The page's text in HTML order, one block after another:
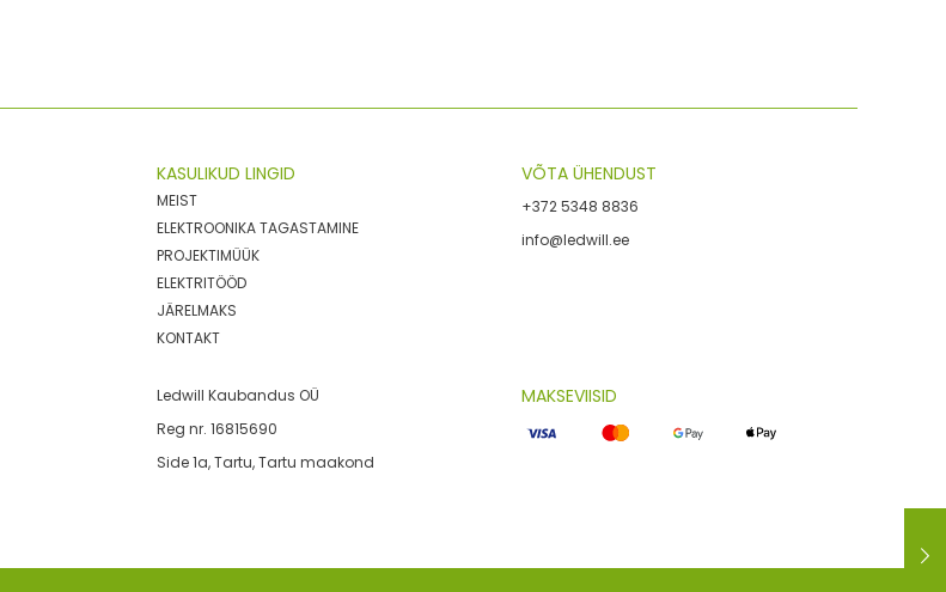
KASULIKUD LINGID
MEIST
ELEKTROONIKA TAGASTAMINE
PROJEKTIMÜÜK
ELEKTRITÖÖD
JÄRELMAKS
KONTAKT
VÕTA ÜHENDUST
+372 5348 8836
info@ledwill.ee
Ledwill Kaubandus OÜ
Reg nr. 16815690
Side 1a, Tartu, Tartu maakond
MAKSEVIISID